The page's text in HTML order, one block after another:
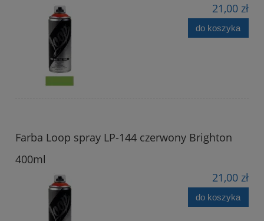
21,00 zł
do koszyka
Farba Loop spray LP-144 czerwony Brighton
400ml
21,00 zł
do koszyka